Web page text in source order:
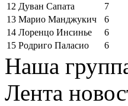
12 Дуван Сапата
7
13 Марио Манджукич
6
14 Лоренцо Инсинье
6
15 Родриго Паласио 6
Наша
Лента